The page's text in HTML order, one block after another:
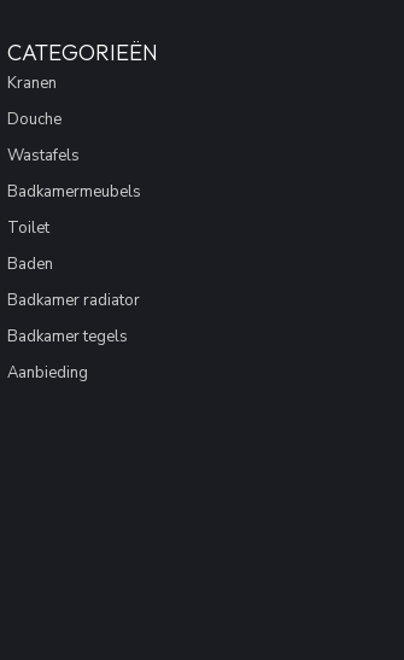
CATEGORIEËN
Kranen
Douche
Wastafels
Badkamermeubels
Toilet
Baden
Badkamer radiator
Badkamer tegels
Aanbieding